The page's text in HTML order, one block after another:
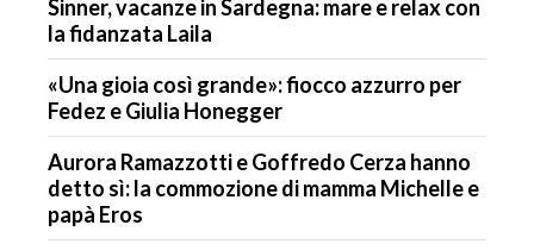
Sinner, vacanze in Sardegna: mare e relax con
la fidanzata Laila
«Una gioia così grande»: fiocco azzurro per
Fedez e Giulia Honegger
Aurora Ramazzotti e Goffredo Cerza hanno
detto sì: la commozione di mamma Michelle e
papà Eros